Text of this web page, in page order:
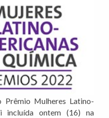
Prêmio Mulheres Latino-
incluída ontem (16) na